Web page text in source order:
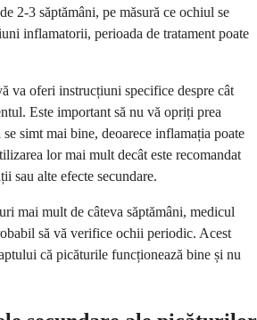
2-3 săptămâni, pe măsură ce ochiul se
inflamatorii, perioada de tratament poate
va oferi instrucțiuni specifice despre cât
Este important să nu vă opriți prea
simt mai bine, deoarece inflamația poate
lor mai mult decât este recomandat
sau alte efecte secundare.
mai mult de câteva săptămâni, medicul
să vă verifice ochii periodic. Acest
că picăturile funcționează bine și nu